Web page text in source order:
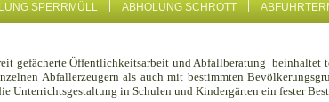
SPERRMÜLL ABHOLUNG SCHROTT
gefächerte Öffentlichkeitsarbeit und Abfallberatung
Abfallerzeugern als auch mit bestimmten
Unterrichtsgestaltung in Schulen und Kindergärten ein fester